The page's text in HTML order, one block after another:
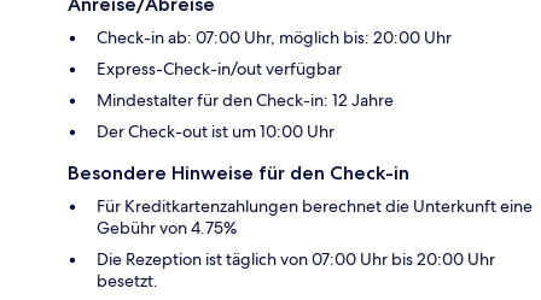
Check-in ab: 07:00 Uhr, möglich bis: 20:00 Uhr
Express-Check-in/out verfügbar
Mindestalter für den Check-in: 12 Jahre
Der Check-out ist um 10:00 Uhr
Besondere Hinweise für den Check-in
Für Kreditkartenzahlungen berechnet die Unterkunft eine
Gebühr von 4.75%
Die Rezeption ist täglich von 07:00 Uhr bis 20:00 Uhr
besetzt.